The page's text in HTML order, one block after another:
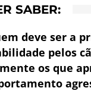
SABER:
deve ser a
pelos
os que